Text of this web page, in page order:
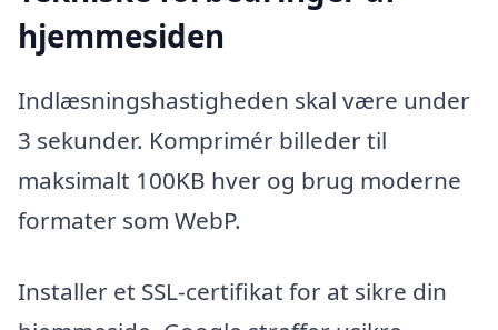
hjemmesiden
Indlæsningshastigheden skal være under
3 sekunder. Komprimér billeder til
maksimalt 100KB hver og brug moderne
formater som WebP.
Installer et SSL-certifikat for at sikre din